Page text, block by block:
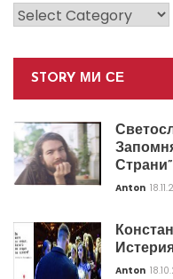
Категории
STORY МИ СЕ
Страни”
Anton
Anton